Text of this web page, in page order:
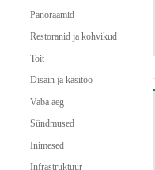
Panoraamid
Restoranid ja kohvikud
Toit
Disain ja käsitöö
Vaba aeg
Sündmused
Inimesed
Infrastruktuur